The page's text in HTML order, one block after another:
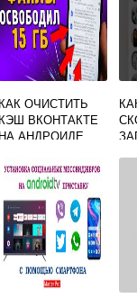
КАК ОЧИСТИТЬ
КЭШ ВКОНТАКТЕ
НА АНДРОИДЕ